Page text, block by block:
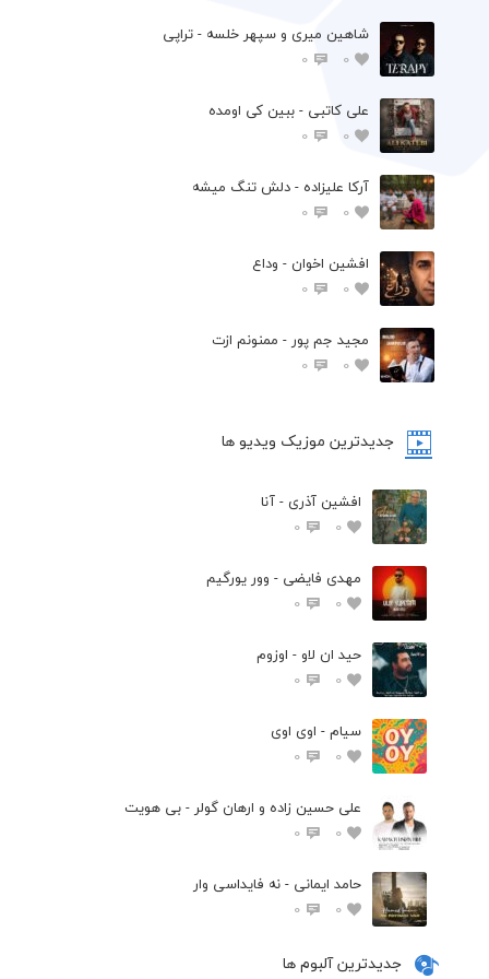
شاهین میری و سپهر خلسه - تراپی
0
0
علی کاتبی - ببین کی اومده
0
0
آرکا علیزاده - دلش تنگ میشه
0
0
افشين اخوان - وداع
0
0
مجید جم پور - ممنونم ازت
0
0
جدیدترین موزیک ویدیو ها
افشین آذری - آنا
0
0
مهدی فایضی - وور یورگیم
0
0
حید ان لاو - اوزوم
0
0
سیام - اوی اوی
0
0
علی حسین زاده و ارهان گولر - بی هویت
0
0
حامد ایمانی - نه فایداسی وار
0
0
جدیدترین آلبوم ها